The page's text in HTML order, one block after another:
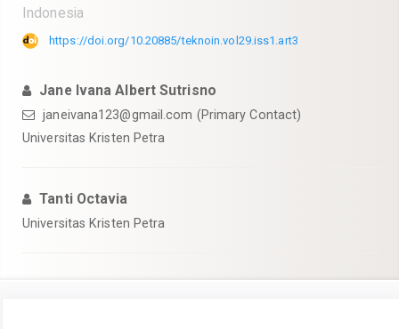
Indonesia
https://doi.org/10.20885/teknoin.vol29.iss1.art3
Jane Ivana Albert Sutrisno
janeivana123@gmail.com (Primary Contact)
Universitas Kristen Petra
Tanti Octavia
Universitas Kristen Petra